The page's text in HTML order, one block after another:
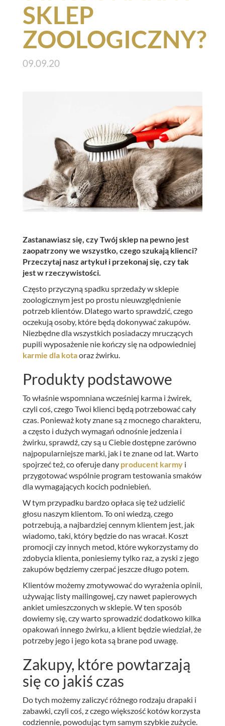
SKLEP
ZOOLOGICZNY?
09.09.20
Zastanawiasz się, czy Twój sklep na pewno jest
zaopatrzony we wszystko, czego szukają klienci?
Przeczytaj nasz artykuł i przekonaj się, czy tak
jest w rzeczywistości.
Często przyczyną spadku sprzedaży w sklepie
zoologicznym jest po prostu nieuwzględnienie
potrzeb klientów. Dlatego warto sprawdzić, czego
oczekują osoby, które będą dokonywać zakupów.
Niezbędne dla wszystkich posiadaczy mruczących
pupili wyposażenie nie kończy się na odpowiedniej
karmie dla kotaoraz żwirku.
Produkty podstawowe
To właśnie wspomniana wcześniej karma i żwirek,
czyli coś, czego Twoi klienci będą potrzebować cały
czas. Ponieważ koty znane są z mocnego charakteru,
a często i dużych wymagań odnośnie jedzenia i
żwirku, sprawdź, czy są u Ciebie dostępne zarówno
najpopularniejsze marki, jak i te znane od lat. Warto
spojrzeć też, co oferuje dany producent karmy i
przygotować wspólnie program testowania smaków
dla wymagających kocich podniebień.
W tym przypadku bardzo opłaca się też udzielić
głosu naszym klientom. To oni wiedzą, czego
potrzebują, a najbardziej cennym klientem jest, jak
wiadomo, taki, który będzie do nas wracał. Koszt
promocji czy innych metod, które wykorzystamy do
zdobycia klienta, poniesiemy tylko raz, a zyski z jego
zakupów będziemy czerpać jeszcze długo potem.
Klientów możemy zmotywować do wyrażenia opinii,
używając listy mailingowej, czy nawet papierowych
ankiet umieszczonych w sklepie. W ten sposób
dowiemy się, czy warto sprowadzić dodatkowo kilka
opakowań innego żwirku, a klient będzie wiedział, że
potrzeby jego i jego kota są brane pod uwagę.
Zakupy, które powtarzają
się co jakiś czas
Do tych możemy zaliczyć różnego rodzaju drapaki i
zabawki, czyli coś, z czego większość kotów korzysta
codziennie, powodując tym samym szybkie zużycie.